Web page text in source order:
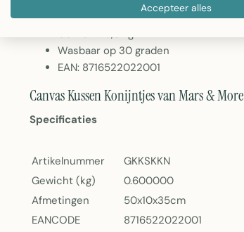
Kleur: Multi
Gewicht: 0,6 kg
Wasbaar op 30 graden
EAN: 8716522022001
Canvas Kussen Konijntjes van Mars & More
Specificaties
Artikelnummer
GKKSKKN
Gewicht (kg)
0.600000
Afmetingen
50x10x35cm
EANCODE
8716522022001
Accepteer alles